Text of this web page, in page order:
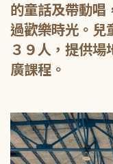
的童話及帶動唱
過歡樂時光。兒
３９人，提供
廣課程。